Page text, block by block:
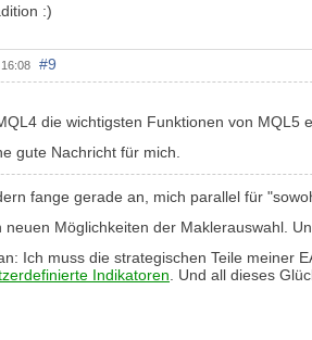
:)
#9
die wichtigsten Funktionen von MQL5
gute Nachricht für mich.
fange gerade an, mich parallel für
Möglichkeiten der Maklerauswahl.
Ich muss die strategischen Teile meiner
Indikatoren . Und all dieses